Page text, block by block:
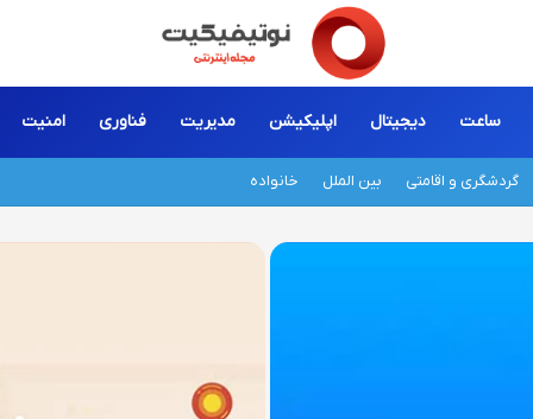
ساعت دیجیتال اپلیکیشن مدیریت فناوری امنیت
گردشگری و اقامتی بین الملل خانواده